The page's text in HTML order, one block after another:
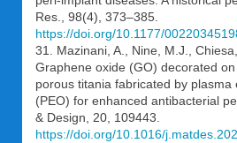
Res., 98(4), 373–385.
https://doi.org/10.1177/
31. Mazinani, A., Nine, M.J.,
Graphene oxide (GO) decorated
porous titania fabricated by plasma
(PEO) for enhanced antibacterial
& Design, 20, 109443.
https://doi.org/10.1016/